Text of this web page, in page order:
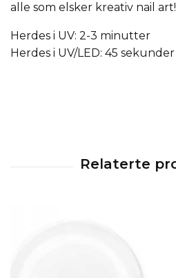
alle som elsker kreativ nail art!
Herdes i UV: 2-3 minutter
Herdes i UV/LED: 45 sekunder